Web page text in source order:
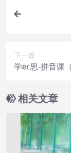
下一篇
学er思-拼音课
相关文章